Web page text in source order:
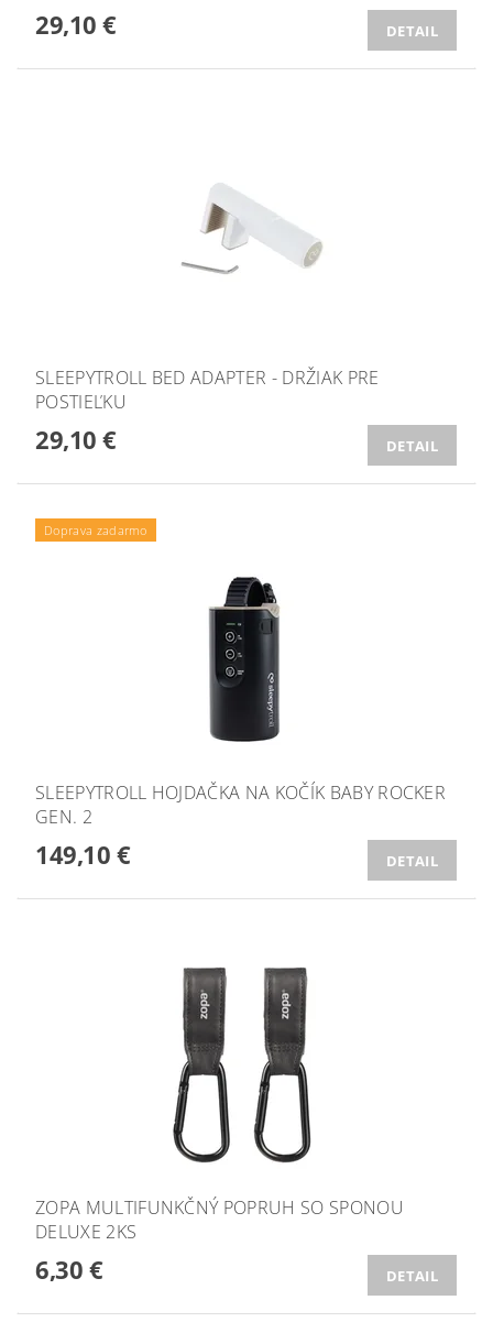
29,10 € DETAIL
SLEEPYTROLL BED ADAPTER - DRŽIAK PRE
POSTIEĽKU
29,10 € DETAIL
Doprava zadarmo
SLEEPYTROLL HOJDAČKA NA KOČÍK BABY ROCKER
GEN. 2
149,10 € DETAIL
ZOPA MULTIFUNKČNÝ POPRUH SO SPONOU
DELUXE 2KS
6,30 € DETAIL